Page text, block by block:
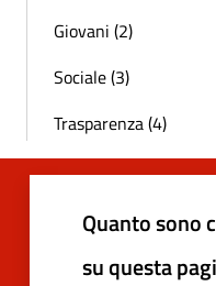
Giovani (2)
Sociale (3)
Trasparenza (4)
Quanto sono
su questa